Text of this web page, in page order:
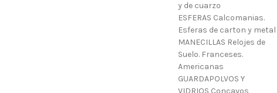
y de cuarzo
ESFERAS Calcomanias.
Esferas de carton y metal
MANECILLAS Relojes de
Suelo. Franceses.
Americanas
GUARDAPOLVOS Y